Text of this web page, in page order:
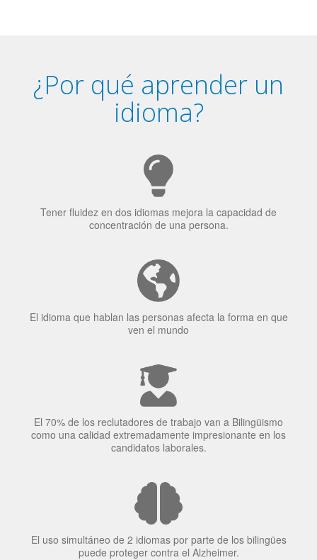
¿Por qué aprender un
idioma?
Tener fluidez en dos idiomas mejora la capacidad de
concentración de una persona.
El idioma que hablan las personas afecta la forma en que
ven el mundo
El 70% de los reclutadores de trabajo van a Bilingüismo
como una calidad extremadamente impresionante en los
candidatos laborales.
El uso simultáneo de 2 idiomas por parte de los bilingües
puede proteger contra el Alzheimer.